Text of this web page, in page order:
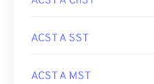
ACST A SST
ACST A MST